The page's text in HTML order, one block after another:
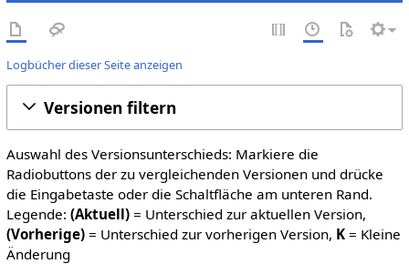
Logbücher dieser Seite anzeigen
Versionen filtern
Auswahl des Versionsunterschieds: Markiere die
Radiobuttons der zu vergleichenden Versionen und drücke
die Eingabetaste oder die Schaltfläche am unteren Rand.
Legende: (Aktuell)= Unterschied zur aktuellen Version,
(Vorherige)= Unterschied zur vorherigen Version, K= Kleine
Änderung